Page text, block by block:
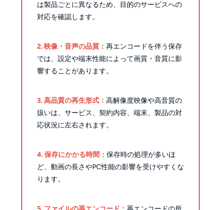
は製品ごとに異なるため、目的のサービスへの
対応を確認します。
2. 映像・音声の品質： 再エンコードを伴う保存
では、設定や端末性能によって画質・音質に影
響することがあります。
3. 高品質の再生形式： 高解像度映像や高音質の
扱いは、サービス、契約内容、端末、製品の対
応状況に左右されます。
4. 保存にかかる時間： 保存時の処理が多いほ
ど、動画の長さやPC性能の影響を受けやすくな
ります。